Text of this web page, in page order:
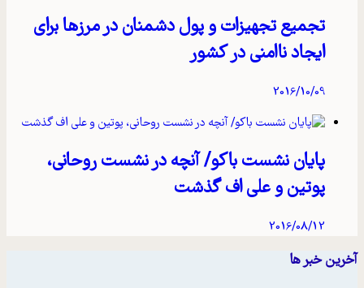
تجمیع تجهیزات و پول دشمنان در مرزها برای
ایجاد ناامنی در کشور
2016/10/09
پایان نشست باکو/ آنچه در نشست روحانی،
پوتین و علی اف گذشت
2016/08/12
آخرین خبر ها